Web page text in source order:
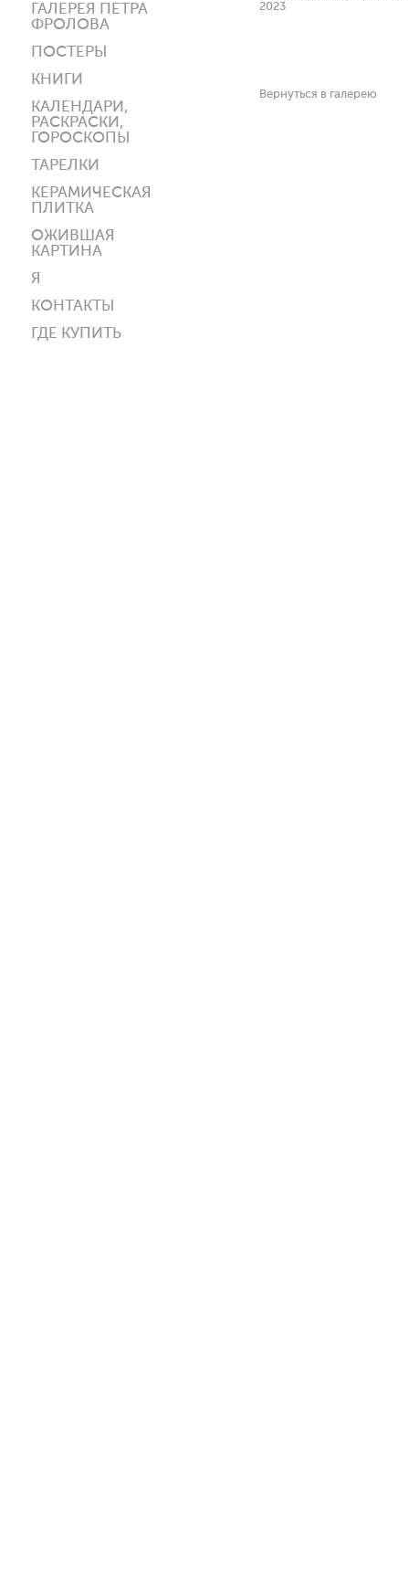
ГАЛЕРЕЯ ПЕТРА
ФРОЛОВА
ПОСТЕРЫ
КНИГИ
КАЛЕНДАРИ,
РАСКРАСКИ,
ГОРОСКОПЫ
ТАРЕЛКИ
КЕРАМИЧЕСКАЯ
ПЛИТКА
ОЖИВШАЯ
КАРТИНА
Я
КОНТАКТЫ
ГДЕ КУПИТЬ
2023
Вернуться в галерею